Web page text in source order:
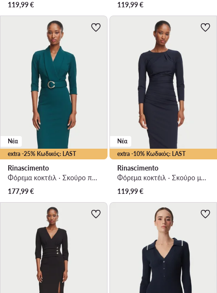
119,99€
119,99€
extra -25% Κωδικός: LAST
Νέα
Rinascimento
Φόρεμα κοκτέιλ · Σκούρο πράσινο · Midi
177,99€
extra -10% Κωδικός: LAST
Νέα
Rinascimento
Φόρεμα κοκτέιλ · Σκούρο μπλε · Midi
119,99€